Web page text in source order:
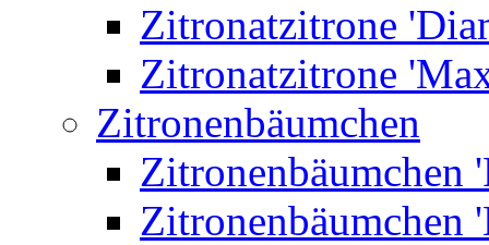
Zitronatzitrone
Zitronatzitrone
Zitronenbäumchen
Zitronenbäumchen
Zitronenbäumchen